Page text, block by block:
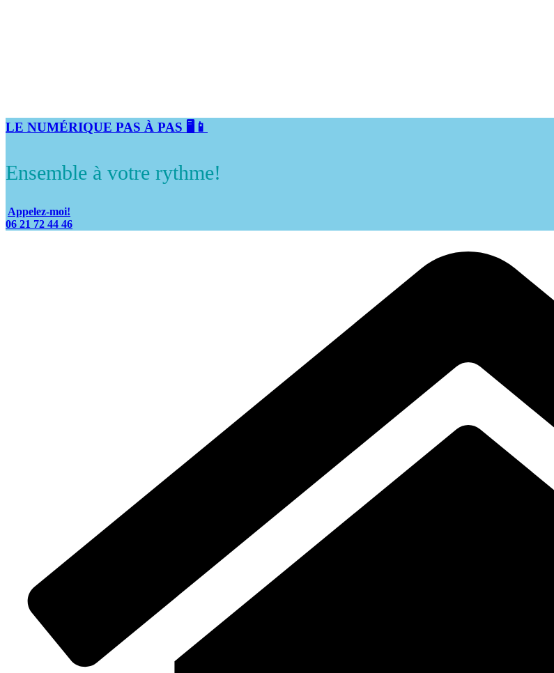
LE NUMÉRIQUE PAS À PAS 🖥️📱
Ensemble à votre rythme!
Appelez-moi!
06 21 72 44 46